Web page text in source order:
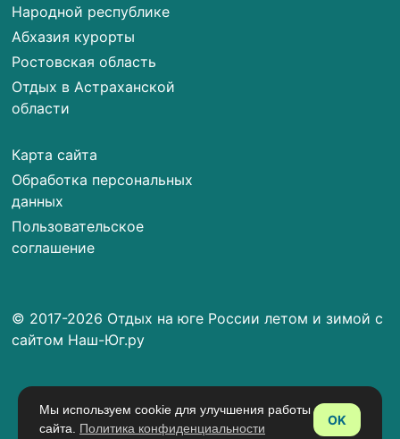
Народной республике
Абхазия курорты
Ростовская область
Отдых в Астраханской
области
Карта сайта
Обработка персональных
данных
Пользовательское
соглашение
© 2017-2026 Отдых на юге России летом и зимой с
сайтом Наш-Юг.ру
Мы используем cookie для улучшения работы
сайта. Политика конфиденциальности
OK